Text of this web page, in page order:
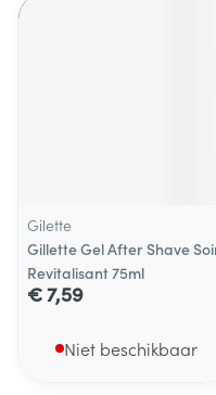
Gilette
Gillette Gel After Shave
Revitalisant 75ml
€ 7,59
Niet beschikbaar